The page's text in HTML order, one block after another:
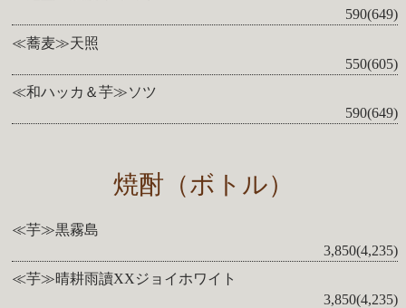
590(649)
≪蕎麦≫天照
550(605)
≪和ハッカ＆芋≫ソツ
590(649)
焼酎（ボトル）
≪芋≫黒霧島
3,850(4,235)
≪芋≫晴耕雨讀XXジョイホワイト
3,850(4,235)